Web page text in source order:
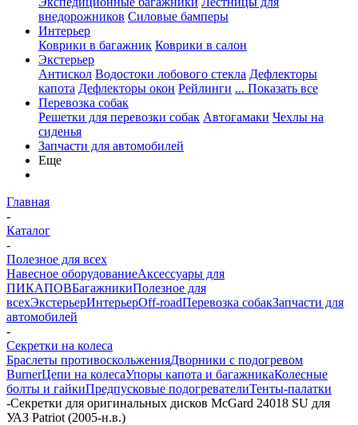
внедорожников Силовые бамперы
Интерьер
Коврики в багажник Коврики в салон
Экстерьер
Антискол Водостоки лобового стекла Дефлекторы
капота Дефлекторы окон Рейлинги ... Показать все
Перевозка собак
Решетки для перевозки собак Автогамаки Чехлы на
сиденья
Запчасти для автомобилей
Еще
Главная
-
Каталог
-
Полезное для всех
Навесное оборудованиеАксессуары для
ПИКАПОВБагажникиПолезное для
всехЭкстерьерИнтерьерOff-roadПеревозка собакЗапчасти для
автомобилей
-
Секретки на колеса
Браслеты противоскольженияДворники с подогревом
BurnerЦепи на колесаУпоры капота и багажникаКолесные
болты и гайкиПредпусковые подогревателиТенты-палатки
-Секретки для оригинальных дисков McGard 24018 SU для
УАЗ Patriot (2005-н.в.)